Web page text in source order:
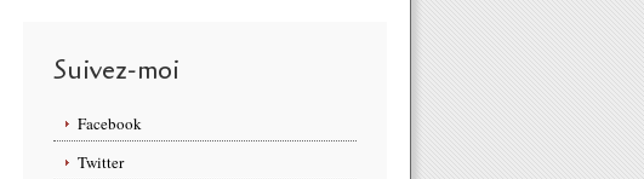
Suivez-moi
Facebook
Twitter